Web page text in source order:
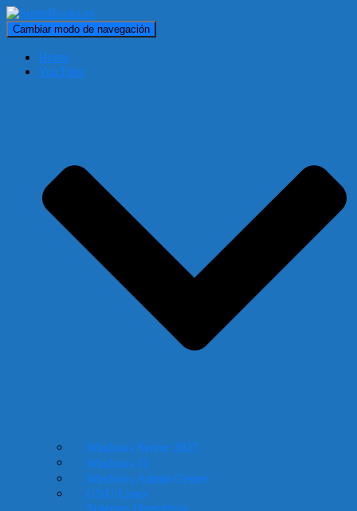
Cambiar modo de navegación
Home
YouTube
Windows Server 2025
Windows 11
Windows Admin Center
GNU/Linux